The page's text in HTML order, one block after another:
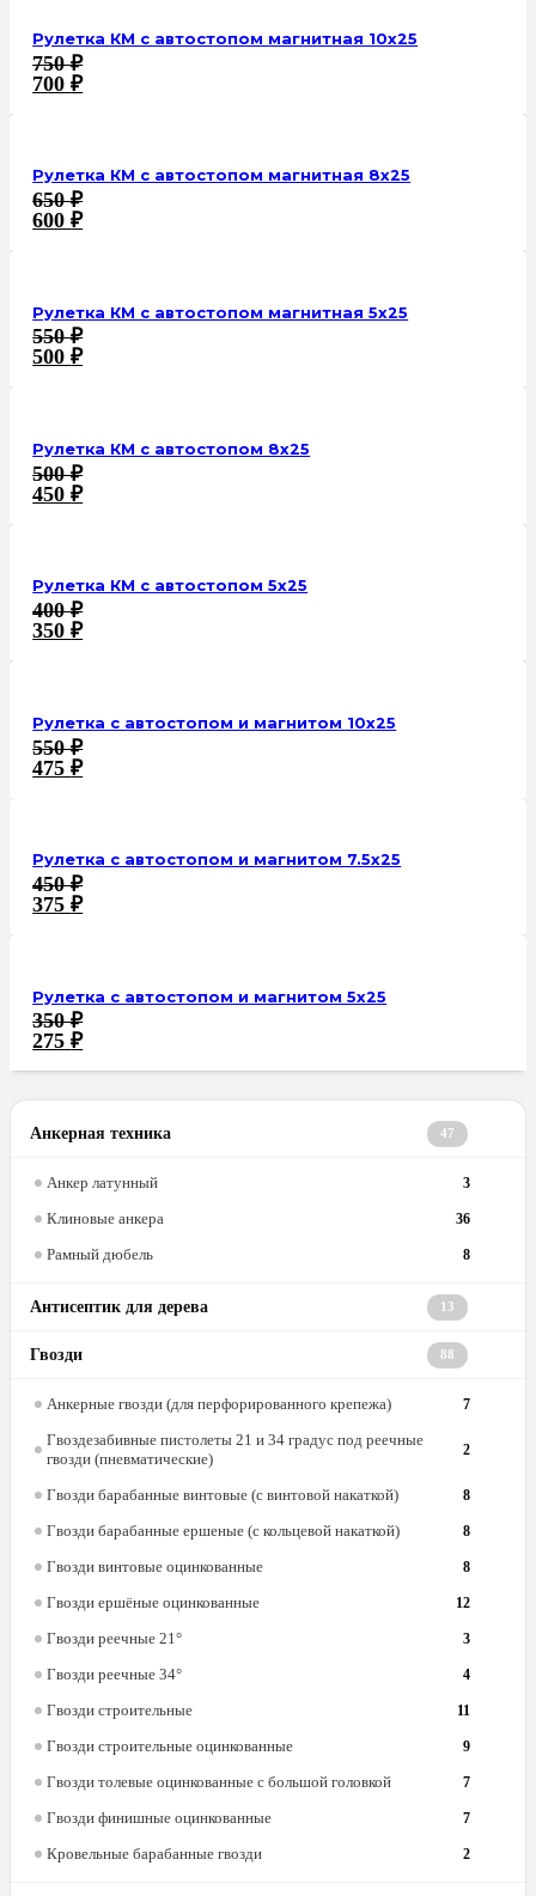
Рулетка КМ с автостопом магнитная 10х25
750₽
700₽
Рулетка КМ с автостопом магнитная 8х25
650₽
600₽
Рулетка КМ с автостопом магнитная 5х25
550₽
500₽
Рулетка КМ с автостопом 8х25
500₽
450₽
Рулетка КМ с автостопом 5х25
400₽
350₽
Рулетка с автостопом и магнитом 10х25
550₽
475₽
Рулетка с автостопом и магнитом 7.5х25
450₽
375₽
Рулетка с автостопом и магнитом 5х25
350₽
275₽
Анкерная техника 47
Анкер латунный 3
Клиновые анкера 36
Рамный дюбель 8
Антисептик для дерева 13
Гвозди 88
Анкерные гвозди (для перфорированного крепежа) 7
Гвоздезабивные пистолеты 21 и 34 градус под реечные
гвозди (пневматические)
2
Гвозди барабанные винтовые (с винтовой накаткой) 8
Гвозди барабанные ершеные (с кольцевой накаткой) 8
Гвозди винтовые оцинкованные 8
Гвозди ершёные оцинкованные 12
Гвозди реечные 21° 3
Гвозди реечные 34° 4
Гвозди строительные 11
Гвозди строительные оцинкованные 9
Гвозди толевые оцинкованные с большой головкой 7
Гвозди финишные оцинкованные 7
Кровельные барабанные гвозди 2